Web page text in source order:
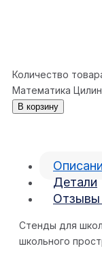
Количество
Математика
В корзину
Детали
Отзывы
Стенды для
школьного